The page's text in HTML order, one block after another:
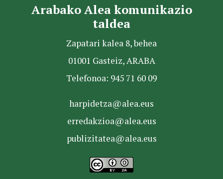
Arabako Alea komunikazio
taldea
Zapatari kalea 8, behea
01001 Gasteiz, ARABA
Telefonoa: 945 71 60 09
harpidetza@alea.eus
erredakzioa@alea.eus
publizitatea@alea.eus